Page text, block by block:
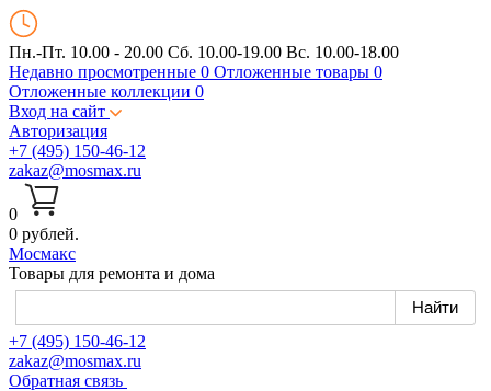
Пн.-Пт. 10.00 - 20.00 Сб. 10.00-19.00 Вс. 10.00-18.00
Недавно просмотренные 0 Отложенные товары 0
Отложенные коллекции 0
Вход на сайт
Авторизация
+7 (495) 150-46-12
zakaz@mosmax.ru
0
0 рублей.
Мосмакс
Товары для ремонта и дома
+7 (495) 150-46-12
zakaz@mosmax.ru
Обратная связь